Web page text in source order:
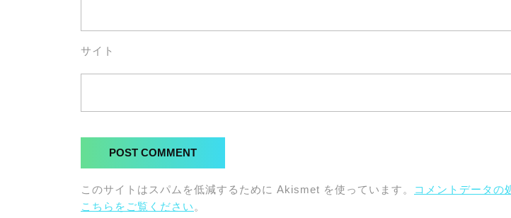
サイト
このサイトはスパムを低減するために Akismet を使っています。
コメントデータの
こちらをご覧ください 。